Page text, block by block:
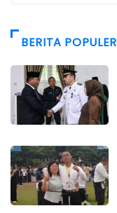
BERITA POPULER